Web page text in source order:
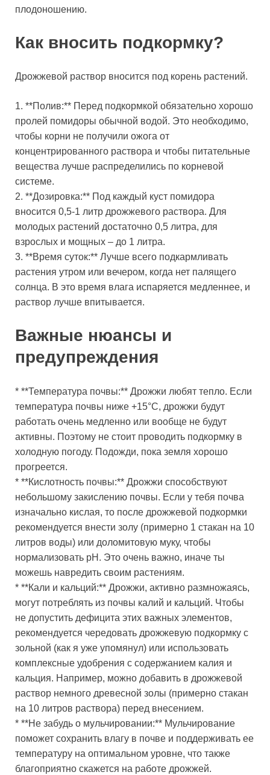
плодоношению.
Как вносить подкормку?
Дрожжевой раствор вносится под корень растений.
1. **Полив:** Перед подкормкой обязательно хорошо
пролей помидоры обычной водой. Это необходимо,
чтобы корни не получили ожога от
концентрированного раствора и чтобы питательные
вещества лучше распределились по корневой
системе.
2. **Дозировка:** Под каждый куст помидора
вносится 0,5-1 литр дрожжевого раствора. Для
молодых растений достаточно 0,5 литра, для
взрослых и мощных – до 1 литра.
3. **Время суток:** Лучше всего подкармливать
растения утром или вечером, когда нет палящего
солнца. В это время влага испаряется медленнее, и
раствор лучше впитывается.
Важные нюансы и
предупреждения
* **Температура почвы:** Дрожжи любят тепло. Если
температура почвы ниже +15°C, дрожжи будут
работать очень медленно или вообще не будут
активны. Поэтому не стоит проводить подкормку в
холодную погоду. Подожди, пока земля хорошо
прогреется.
* **Кислотность почвы:** Дрожжи способствуют
небольшому закислению почвы. Если у тебя почва
изначально кислая, то после дрожжевой подкормки
рекомендуется внести золу (примерно 1 стакан на 10
литров воды) или доломитовую муку, чтобы
нормализовать pH. Это очень важно, иначе ты
можешь навредить своим растениям.
* **Кали и кальций:** Дрожжи, активно размножаясь,
могут потреблять из почвы калий и кальций. Чтобы
не допустить дефицита этих важных элементов,
рекомендуется чередовать дрожжевую подкормку с
зольной (как я уже упомянул) или использовать
комплексные удобрения с содержанием калия и
кальция. Например, можно добавить в дрожжевой
раствор немного древесной золы (примерно стакан
на 10 литров раствора) перед внесением.
* **Не забудь о мульчировании:** Мульчирование
поможет сохранить влагу в почве и поддерживать ее
температуру на оптимальном уровне, что также
благоприятно скажется на работе дрожжей.